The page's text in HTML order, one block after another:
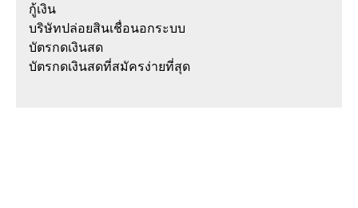
กู้เงิน
บริษัทปล่อยสินเชื่อนอกระบบ
บัตรกดเงินสด
บัตรกดเงินสดที่สมัครง่ายที่สุด